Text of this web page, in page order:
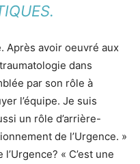
Après avoir oeuvré aux
dans
par son rôle à
l’équipe. Je suis
un rôle d’arrière-
de l’Urgence. »
« C’est une